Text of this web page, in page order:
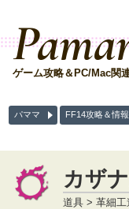
ゲーム攻略＆PC/Mac関
パママ FF14攻略＆情報
カザ
道具 > 革細工